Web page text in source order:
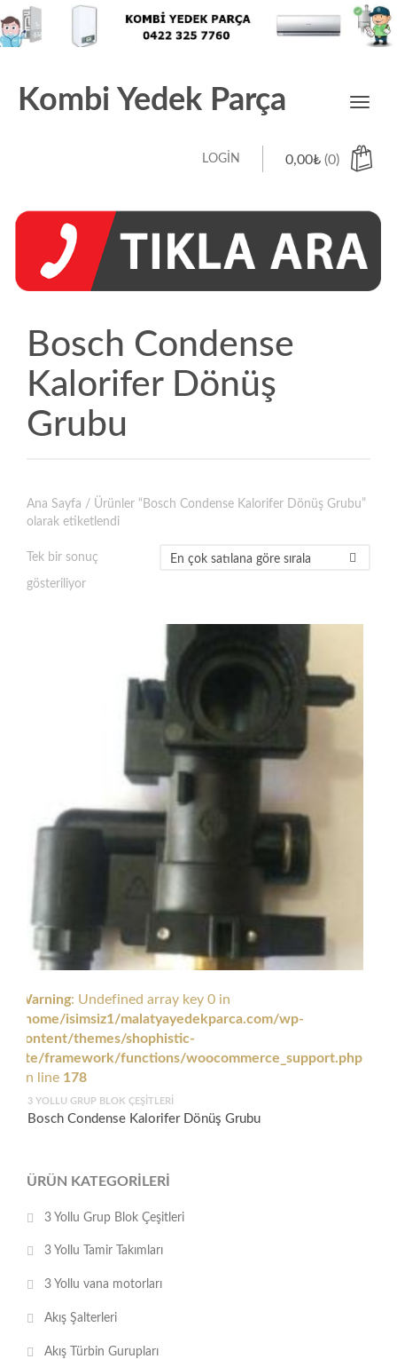
Kombi Yedek Parça
Toggle
0,00₺ (0)
LOGIN
Bosch Condense
Kalorifer Dönüş
Grubu
Ana Sayfa / Ürünler “Bosch Condense Kalorifer Dönüş Grubu”
olarak etiketlendi
Tek bir sonuç
gösteriliyor
Warning: Undefined array key 0 in
/home/isimsiz1/malatyayedekparca.com/wp-
content/themes/shophistic-
lite/framework/functions/woocommerce_support.php
on line 178
3 YOLLU GRUP BLOK ÇEŞITLERI
Bosch Condense Kalorifer Dönüş Grubu
ÜRÜN KATEGORILERI
3 Yollu Grup Blok Çeşitleri
3 Yollu Tamir Takımları
3 Yollu vana motorları
Akış Şalterleri
Akış Türbin Gurupları